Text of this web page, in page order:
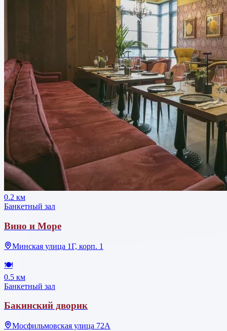
0.2 км
Банкетный зал
Вино и Море
Минская улица 1Г, корп. 1
🍽
0.5 км
Банкетный зал
Бакинский дворик
Мосфильмовская улица 72А